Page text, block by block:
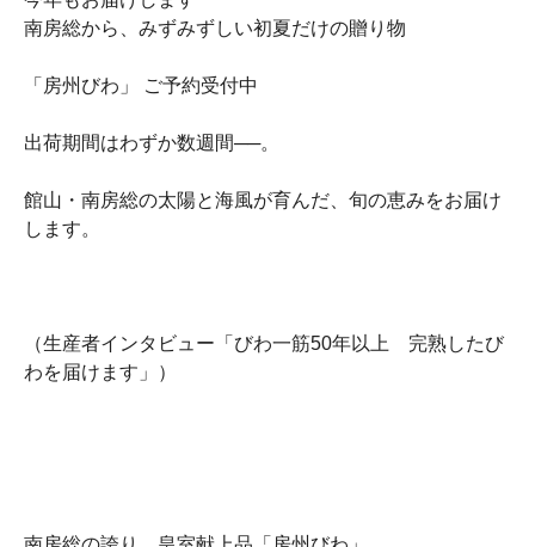
南房総から、みずみずしい初夏だけの贈り物
「房州びわ」 ご予約受付中
出荷期間はわずか数週間──。
館山・南房総の太陽と海風が育んだ、旬の恵みをお届け
します。
（生産者インタビュー「びわ一筋50年以上 完熟したび
わを届けます」）